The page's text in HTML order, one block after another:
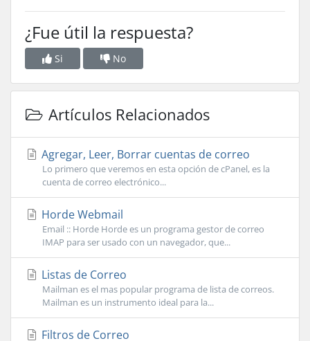
¿Fue útil la respuesta?
Si No
Artículos Relacionados
Agregar, Leer, Borrar cuentas de correo
Lo primero que veremos en esta opción de cPanel, es la
cuenta de correo electrónico...
Horde Webmail
Email :: Horde Horde es un programa gestor de correo
IMAP para ser usado con un navegador, que...
Listas de Correo
Mailman es el mas popular programa de lista de correos.
Mailman es un instrumento ideal para la...
Filtros de Correo